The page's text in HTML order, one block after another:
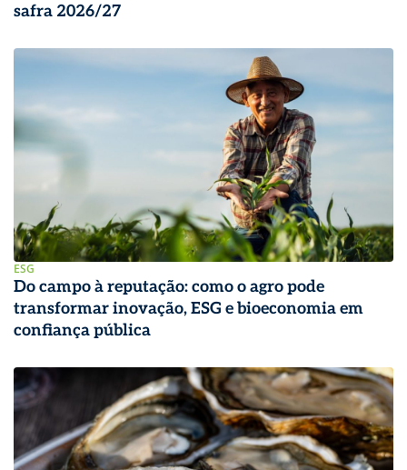
safra 2026/27
ESG
Do campo à reputação: como o agro pode
transformar inovação, ESG e bioeconomia em
confiança pública